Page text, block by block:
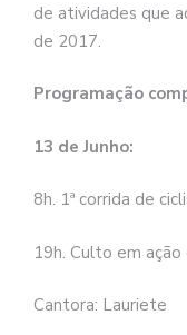
de atividades que
de 2017.
Programação
13 de Junho:
8h. 1ª corrida de
19h. Culto em ação
Cantora: Lauriete